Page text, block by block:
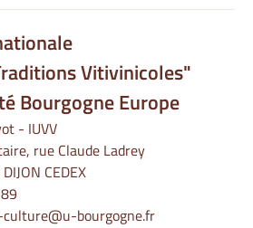
Vitivinicoles"
Bourgogne Europe
- IUVV
rue Claude Ladrey
CEDEX
bourgogne.fr